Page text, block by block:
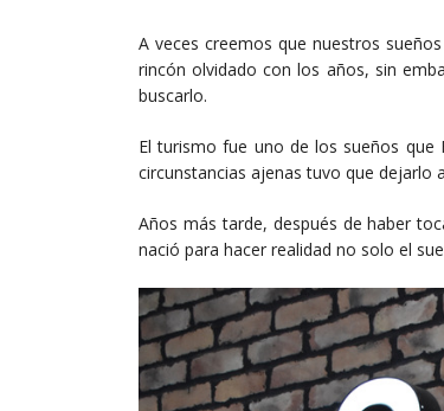
A veces creemos que nuestros
rincón olvidado con los años, sin
buscarlo.
El turismo fue uno de los sueños que
circunstancias ajenas tuvo que dejarlo
Años más tarde, después de haber
nació para hacer realidad no solo el